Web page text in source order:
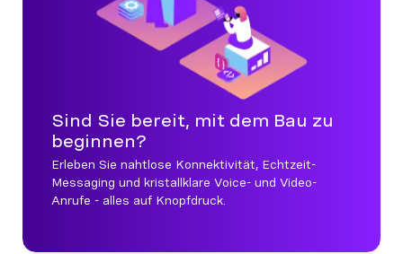
Sind Sie bereit, mit dem Bau zu
beginnen?
Erleben Sie nahtlose Konnektivität, Echtzeit-
Messaging und kristallklare Voice- und Video-
Anrufe - alles auf Knopfdruck.